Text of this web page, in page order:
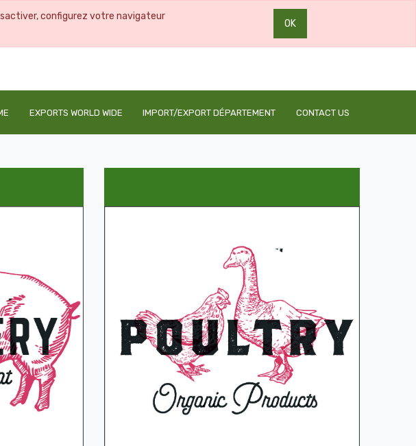
configurez votre navigateur
OK
EXPORTS WORLD WIDE IMPORT/EXPORT DÉPARTEMENT CONTACT US